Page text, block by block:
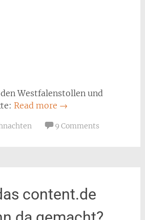
Westfalenstollen und
Read more →
9 Comments
content.de